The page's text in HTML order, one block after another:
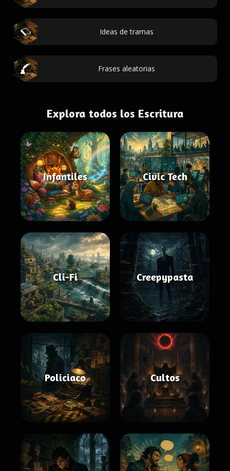
Ideas de tramas
Frases aleatorias
Explora todos los Escritura
Infantiles Civic Tech
Cli-Fi Creepypasta
Policiaco Cultos